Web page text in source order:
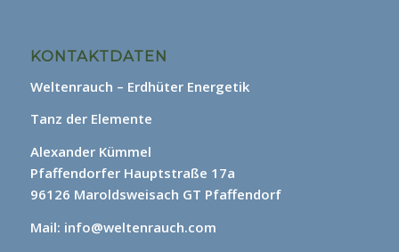
KONTAKTDATEN
Weltenrauch – Erdhüter Energetik
Tanz der Elemente
Alexander Kümmel
Pfaffendorfer Hauptstraße 17a
96126 Maroldsweisach GT Pfaffendorf
Mail: info@weltenrauch.com